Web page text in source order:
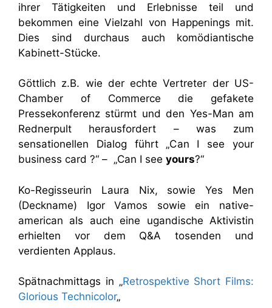
ihrer Tätigkeiten und Erlebnisse teil und
bekommen eine Vielzahl von Happenings mit.
Dies sind durchaus auch komödiantische
Kabinett-Stücke.
Göttlich z.B. wie der echte Vertreter der US-
Chamber of Commerce die gefakete
Pressekonferenz stürmt und den Yes-Man am
Rednerpult herausfordert – was zum
sensationellen Dialog führt „Can I see your
business card ?“ – „Can I see yours?“
Ko-Regisseurin Laura Nix, sowie Yes Men
(Deckname) Igor Vamos sowie ein native-
american als auch eine ugandische Aktivistin
erhielten vor dem Q&A tosenden und
verdienten Applaus.
Spätnachmittags in „Retrospektive Short Films:
Glorious Technicolor„